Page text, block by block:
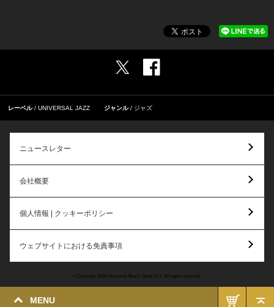
MENU
レーベル UNIVERSAL JAZZ ジャンル ジャズ
ニュースレター
会社概要
個人情報 | クッキーポリシー
ウェブサイトにおける免責事項
© Copyright 2026 Universal Music Group N.V. All rights reserved.